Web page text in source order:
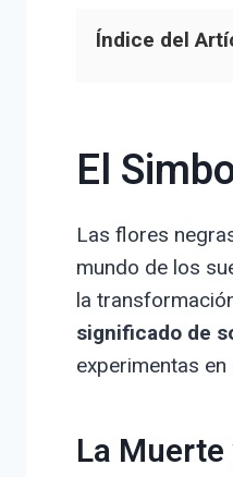
Índice del
El
Las flores
mundo de los
la
significado de
experimentas en
La